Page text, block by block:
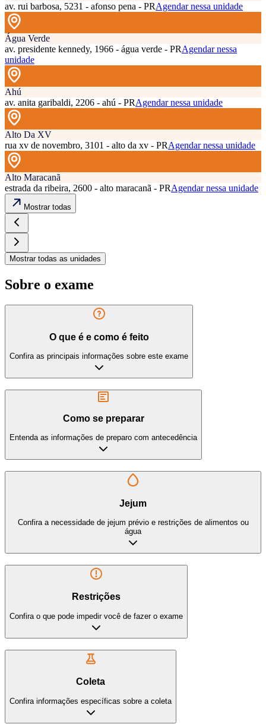
av. rui barbosa, 5231 - afonso pena - PRAgendar nessa unidade
Água Verde
av. presidente kennedy, 1966 - água verde - PRAgendar nessa
unidade
Ahú
av. anita garibaldi, 2206 - ahú - PRAgendar nessa unidade
Alto Da XV
rua xv de novembro, 3101 - alto da xv - PRAgendar nessa unidade
Alto Maracanã
estrada da ribeira, 2600 - alto maracanã - PRAgendar nessa unidade
Mostrar todas
Mostrar todas as unidades
Sobre o exame
O que é e como é feito
Confira as principais informações sobre este exame
Como se preparar
Entenda as informações de preparo com antecedência
Jejum
Confira a necessidade de jejum prévio e restrições de alimentos ou
água
Restrições
Confira o que pode impedir você de fazer o exame
Coleta
Confira informações específicas sobre a coleta